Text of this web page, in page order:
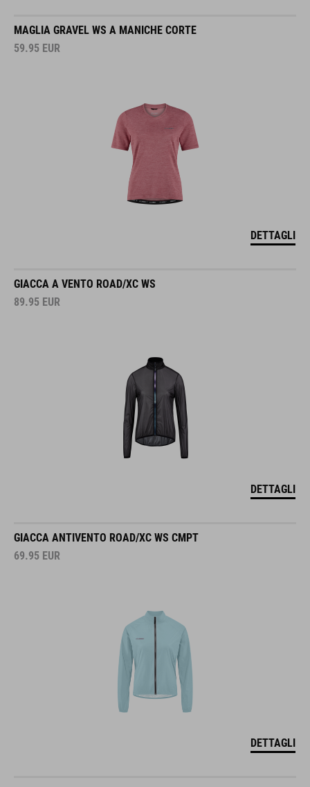
MAGLIA GRAVEL WS A MANICHE CORTE
59.95 EUR
DETTAGLI
GIACCA A VENTO ROAD/XC WS
89.95 EUR
DETTAGLI
GIACCA ANTIVENTO ROAD/XC WS CMPT
69.95 EUR
DETTAGLI